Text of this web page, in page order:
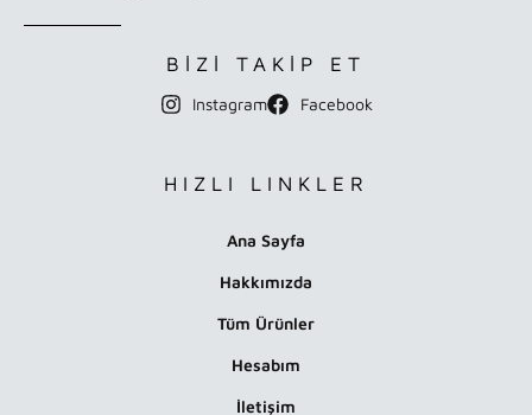
BİZİ TAKİP ET
Instagram Facebook
HIZLI LINKLER
Ana Sayfa
Hakkımızda
Tüm Ürünler
Hesabım
İletişim